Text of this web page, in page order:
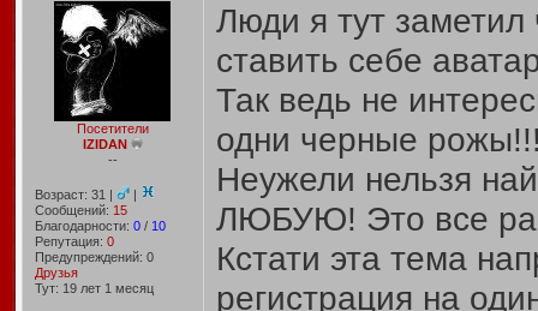
Посетители
IZIDAN
--
Возраст: 31 |
|
Сообщений: 15
Благодарности: 0/ 10
Репутация: 0
Предупреждений: 0
Друзья
Тут: 19 лет 1 месяц
Люди я тут
ставить себе
Так ведь не
одни черные
Неужели нельзя
ЛЮБУЮ! Это все
Кстати эта тема
регистрация на